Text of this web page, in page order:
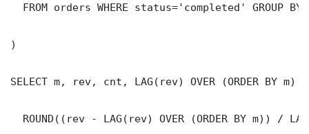
FROM orders WHERE status='completed' GROUP BY
)
SELECT m, rev, cnt, LAG(rev) OVER (ORDER BY m)
ROUND((rev - LAG(rev) OVER (ORDER BY m)) /